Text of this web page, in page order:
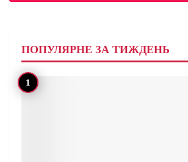
ПОПУЛЯРНЕ ЗА ТИЖДЕНЬ